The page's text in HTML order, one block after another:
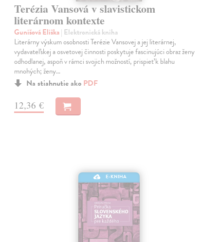
Terézia Vansová v slavistickom
literárnom kontexte
Gunišová Eliška| Elektronická kniha
Literárny výskum osobnosti Terézie Vansovej a jej literárnej,
vydavateľskej a osvetovej činnosti poskytuje fascinujúci obraz ženy
odhodlanej, aspoň v rámci svojich možností, prispieť k blahu
mnohých; ženy…
Na stiahnutie ako PDF
12,36 €
E-KNIHA